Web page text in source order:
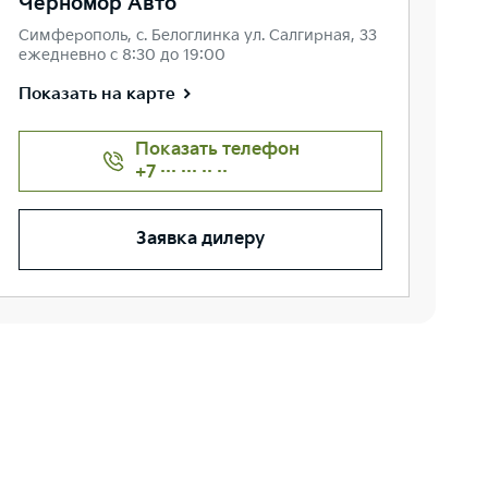
Симферополь, с. Белоглинка ул. Салгирная, 33
ежедневно с 8:30 до 19:00
Показать на карте
Показать телефон
+7 ··· ··· ·· ··
Заявка дилеру